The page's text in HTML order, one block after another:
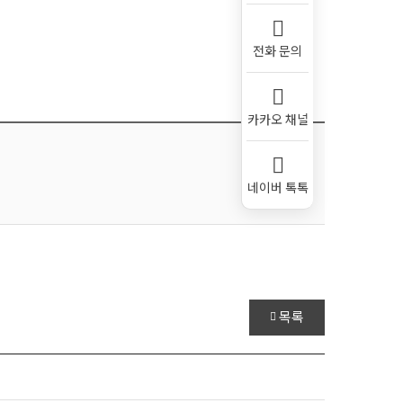
목록
전화 문의
카카오 채널
네이버 톡톡